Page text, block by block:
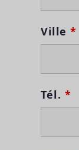
Ville*
Tél. *